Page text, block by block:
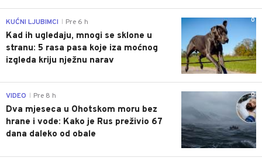
0
KUĆNI LJUBIMCI Pre 6 h
Kad ih ugledaju, mnogi se sklone u
stranu: 5 rasa pasa koje iza moćnog
izgleda kriju nježnu narav
0
VIDEO Pre 8 h
Dva mjeseca u Ohotskom moru bez
hrane i vode: Kako je Rus preživio 67
dana daleko od obale